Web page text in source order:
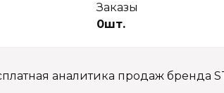
Заказы
0шт.
аналитика продаж бренда